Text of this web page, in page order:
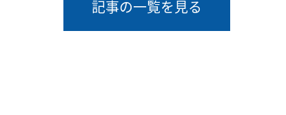
記事の一覧を見る